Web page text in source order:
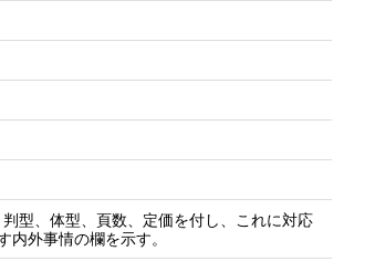
型、体型、頁数、定価を付し、これに対応
外事情の欄を示す。